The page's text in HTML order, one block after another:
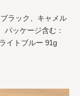
ラック、キャメル
ッケージ含む：
イトブルー 91g